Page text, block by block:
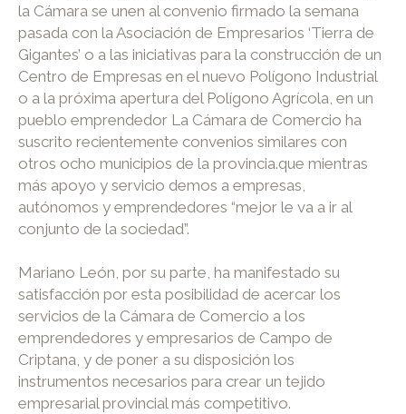
la Cámara se unen al convenio firmado la semana
pasada con la Asociación de Empresarios ‘Tierra de
Gigantes’ o a las iniciativas para la construcción de un
Centro de Empresas en el nuevo Polígono Industrial
o a la próxima apertura del Polígono Agrícola, en un
pueblo emprendedor La Cámara de Comercio ha
suscrito recientemente convenios similares con
otros ocho municipios de la provincia.que mientras
más apoyo y servicio demos a empresas,
autónomos y emprendedores “mejor le va a ir al
conjunto de la sociedad”.
Mariano León, por su parte, ha manifestado su
satisfacción por esta posibilidad de acercar los
servicios de la Cámara de Comercio a los
emprendedores y empresarios de Campo de
Criptana, y de poner a su disposición los
instrumentos necesarios para crear un tejido
empresarial provincial más competitivo.